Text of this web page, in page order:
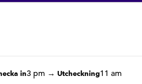
in3 pm → Utcheckning11 am